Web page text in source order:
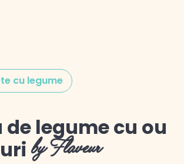
cu legume
de legume cu ou
by Flaveur